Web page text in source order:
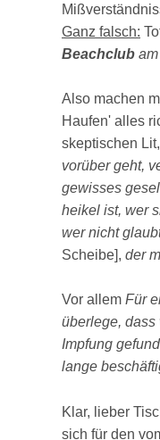
Ganz falsch:
Beachclub
Also machen
Haufen' alles
skeptischen
vorüber geht,
gewisses
heikel ist, wer
wer nicht
Scheibe], der
Vor allem Für
überlege, dass
Impfung
lange
Klar, lieber
sich für den